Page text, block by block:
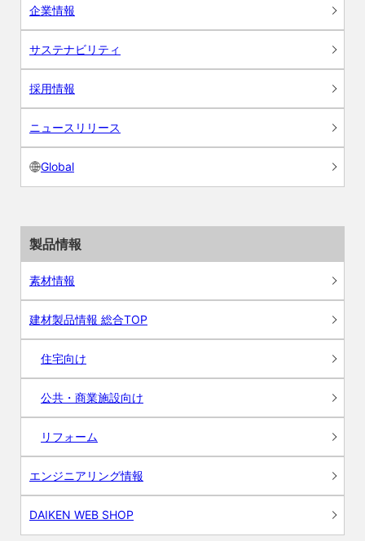
企業情報
サステナビリティ
採用情報
ニュースリリース
Global
製品情報
素材情報
建材製品情報 総合TOP
住宅向け
公共・商業施設向け
リフォーム
エンジニアリング情報
DAIKEN WEB SHOP